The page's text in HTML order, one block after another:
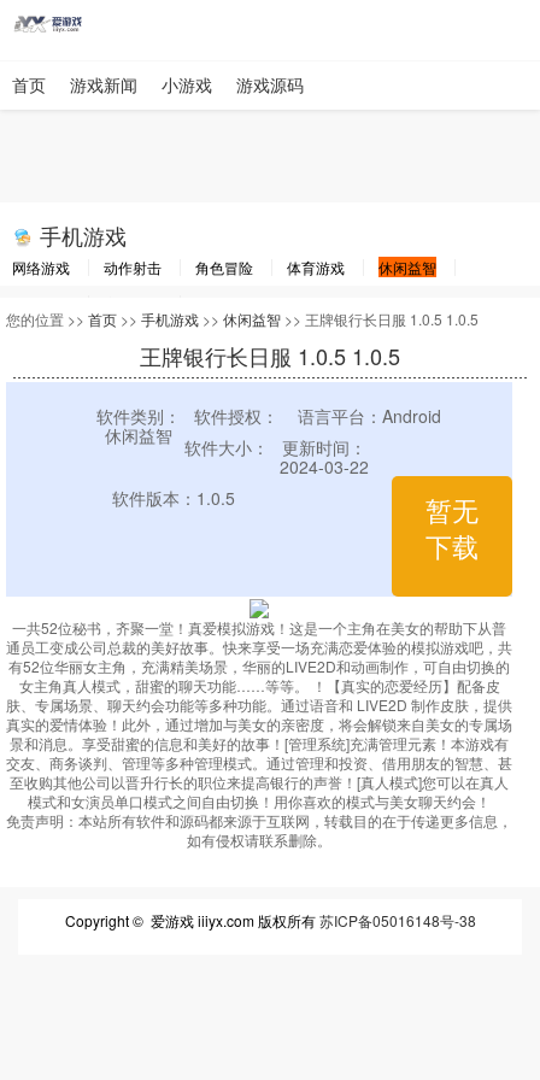
首页 游戏新闻 小游戏 游戏源码
手机游戏
网络游戏 动作射击 角色冒险 体育游戏
休闲益智
您的位置 >> 首页 >> 手机游戏 >> 休闲益智 >> 王牌银行长日服 1.0.5 1.0.5
王牌银行长日服 1.0.5 1.0.5
软件类别：
休闲益智
软件授权：
语言平台：Android
软件大小：
更新时间：
2024-03-22
软件版本：1.0.5
暂无
下载
一共52位秘书，齐聚一堂！真爱模拟游戏！这是一个主角在美女的帮助下从普
通员工变成公司总裁的美好故事。快来享受一场充满恋爱体验的模拟游戏吧，共
有52位华丽女主角，充满精美场景，华丽的LIVE2D和动画制作，可自由切换的
女主角真人模式，甜蜜的聊天功能……等等。 ！【真实的恋爱经历】配备皮
肤、专属场景、聊天约会功能等多种功能。通过语音和 LIVE2D 制作皮肤，提供
真实的爱情体验！此外，通过增加与美女的亲密度，将会解锁来自美女的专属场
景和消息。享受甜蜜的信息和美好的故事！[管理系统]充满管理元素！本游戏有
交友、商务谈判、管理等多种管理模式。通过管理和投资、借用朋友的智慧、甚
至收购其他公司以晋升行长的职位来提高银行的声誉！[真人模式]您可以在真人
模式和女演员单口模式之间自由切换！用你喜欢的模式与美女聊天约会！
免责声明：本站所有软件和源码都来源于互联网，转载目的在于传递更多信息，
如有侵权请联系删除。
Copyright © 爱游戏 iiiyx.com 版权所有苏ICP备05016148号-38